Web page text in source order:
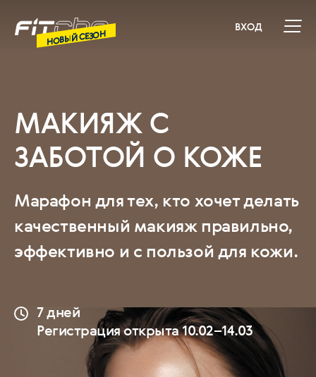
МАКИЯЖ С
ЗАБОТОЙ О КОЖЕ
Марафон для тех, кто хочет делать
качественный макияж правильно,
эффективно и с пользой для кожи.
7 дней
Регистрация открыта 10.02–14.03
НОВЫЙ СЕЗОН
ВХОД